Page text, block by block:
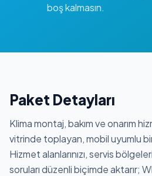
boş kalmasın.
Paket Detayları
Klima montaj, bakım ve onarım
vitrinde toplayan, mobil uyumlu
Hizmet alanlarınızı, servis
soruları düzenli biçimde aktarır;